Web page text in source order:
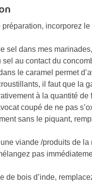
incorporez
sel dans mes
sel au contact du
le caramel permet
il faut que la
à la quantité de
coupé de ne pas
sans le piquant,
viande /produits de
pas
de bois d’inde,